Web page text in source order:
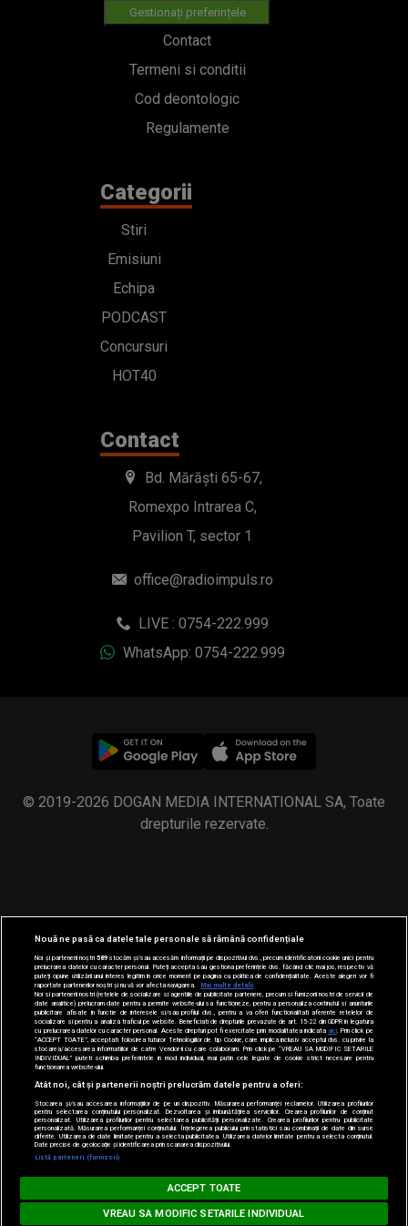
Gestionați preferințele
Contact
Termeni si conditii
Cod deontologic
Regulamente
Categorii
Stiri
Emisiuni
Echipa
PODCAST
Concursuri
HOT40
Contact
Bd. Mărăști 65-67,
Romexpo Intrarea C,
Pavilion T, sector 1
office@radioimpuls.ro
LIVE : 0754-222.999
WhatsApp: 0754-222.999
© 2019-2026 DOGAN MEDIA INTERNATIONAL SA, Toate
drepturile rezervate.
MUSIC NON STOP
ZAYN feat. SIA - Dusk Till Dawn
Nouă ne pasă ca datele tale personale să rămână confidențiale
Noi și partenerii noștri589stocăm și/sau accesăm informații pe dispozitivul dvs., precum identificatorii cookie unici pentru
prelucrarea datelor cu caracter personal. Puteți accepta sau gestiona preferințele dvs. făcând clic mai jos, respectiv vă
puteți opune utilizării unui interes legitim în orice moment pe pagina cu politica de confidențialitate. Aceste alegeri vor fi
raportate partenerilor noștri și nu vă vor afecta navigarea.
Mai multe detalii
Noi si partenerii nostri (retelele de socializare si agentiile de publicitate partenere, precum si furnizorii nostri de servicii de
date analitice) prelucram date pentru a permite website-ului sa functioneze, pentru a personaliza continutul si anunturile
publicitare afisate in functie de interesele si/sau profilul dvs., pentru a va oferi functionalitati aferente retelelor de
socializare si pentru a analiza traficul pe website. Beneficiati de drepturile prevazute de art. 15-22 din GDPR in legatura
cu prelucrarea datelor cu caracter personal. Aceste drepturi pot fi exercitate prin modalitatea indicataaici . Prin click pe
“ACCEPT TOATE”, acceptati folosirea tuturor Tehnologiilor de tip Cookie, care implica inclusiv acceptul dvs. cu privire la
stocarea/accesarea informatiilor de catre Vendor-ii cu care colaboram. Prin click pe “VREAU SA MODIFIC SETARILE
INDIVIDUAL” puteti schimba preferintele in mod individual, mai putin cele legate de cookie strict necesare pentru
functionarea website-ului.
Atât noi, cât și partenerii noștri prelucrăm datele pentru a oferi:
Stocarea și/sau accesarea informațiilor de pe un dispozitiv. Măsurarea performanței reclamelor. Utilizarea profilurilor
pentru selectarea conținutului personalizat. Dezvoltarea și îmbunătățirea serviciilor. Crearea profilurilor de conținut
personalizat. Utilizarea profilurilor pentru selectarea publicității personalizate. Crearea profilurilor pentru publicitate
personalizată. Măsurarea performanței conținutului. Înțelegerea publicului prin statistici sau combinații de date din surse
diferite. Utilizarea de date limitate pentru a selecta publicitatea. Utilizarea datelor limitate pentru a selecta conținutul.
Date precise de geolocație și identificarea prin scanarea dispozitivului.
Listă parteneri (furnizori)
ACCEPT TOATE
VREAU SA MODIFIC SETARILE INDIVIDUAL